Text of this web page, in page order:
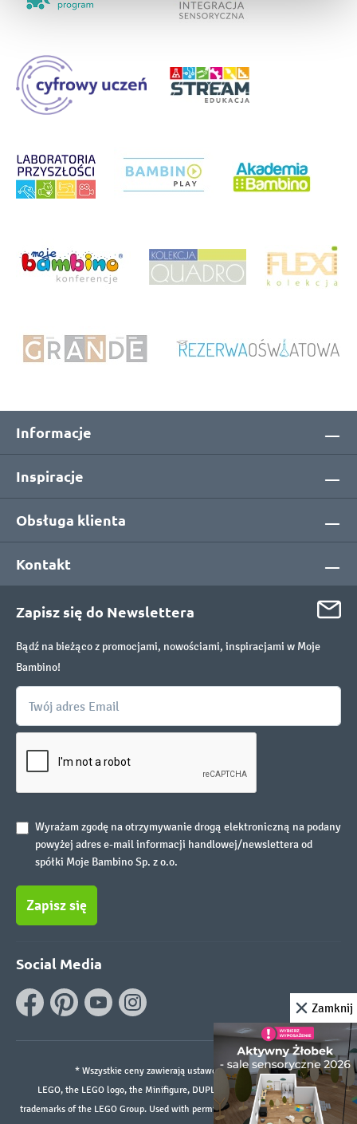
Informacje
Inspiracje
Obsługa klienta
Kontakt
Zapisz się do Newslettera
Bądź na bieżąco z promocjami, nowościami, inspiracjami w Moje
Bambino!
Wyrażam zgodę na otrzymywanie drogą elektroniczną na podany
powyżej adres e-mail informacji handlowej/newslettera od
spółki Moje Bambino Sp. z o.o.
Zapisz się
Social Media
* Wszystkie ceny zawierają ustawowy podatek VAT.
LEGO, the LEGO logo, the Minifigure, DUPLO, and the SPIKE logo are
trademarks of the LEGO Group. Used with permission. ©2026 The LEGO Group
Zamknij